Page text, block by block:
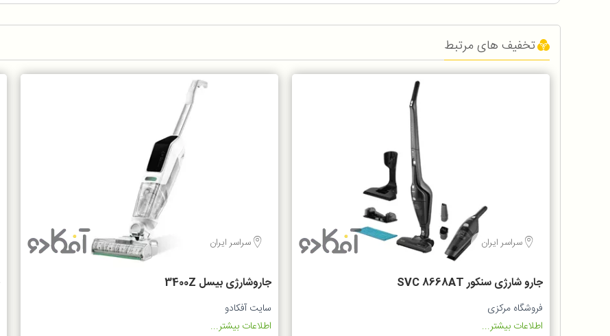
تخفیف های مرتبط
سراسر ایران
جارو شارژی سنکور SVC 8668AT
فروشگاه مرکزی
اطلاعات بیشتر...
سراسر ایران
جاروشارژی بیسل 3400Z
سایت آفکادو
اطلاعات بیشتر...